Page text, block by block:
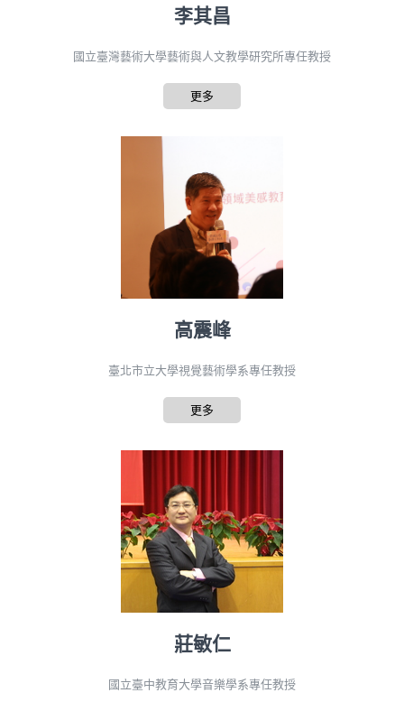
李其昌
國立臺灣藝術大學藝術與人文教學研究所專任教授
更多
高震峰
臺北市立大學視覺藝術學系專任教授
更多
莊敏仁
國立臺中教育大學音樂學系專任教授